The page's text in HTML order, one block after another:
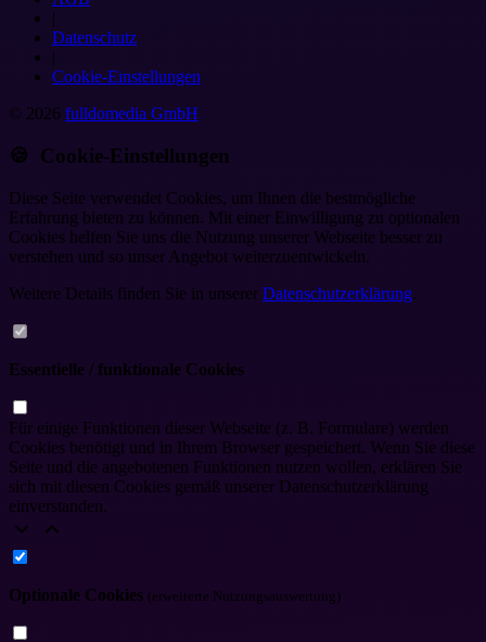
|
Datenschutz
|
Cookie-Einstellungen
© 2026 fulldomedia GmbH
🍪 Cookie-Einstellungen
Diese Seite verwendet Cookies, um Ihnen die bestmögliche
Erfahrung bieten zu können. Mit einer Einwilligung zu optionalen
Cookies helfen Sie uns die Nutzung unserer Webseite besser zu
verstehen und so unser Angebot weiterzuentwickeln.
Weitere Details finden Sie in unserer Datenschutzerklärung.
Essentielle / funktionale Cookies
Für einige Funktionen dieser Webseite (z. B. Formulare) werden
Cookies benötigt und in Ihrem Browser gespeichert. Wenn Sie diese
Seite und die angebotenen Funktionen nutzen wollen, erklären Sie
sich mit diesen Cookies gemäß unserer Datenschutzerklärung
einverstanden.
Optionale Cookies (erweiterte Nutzungsauswertung)